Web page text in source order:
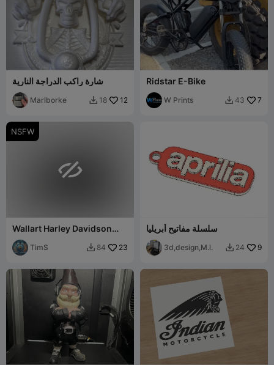
شارة راكب الدراجة النارية
Marlborke  18 12
Ridstar E-Bike
W Prints  43 7
NSFW

Wallart Harley Davidson
Biker Girl single color
TimS  84 23
سلسلة مفاتيح أبريليا
3d,design,M.l.  24 9